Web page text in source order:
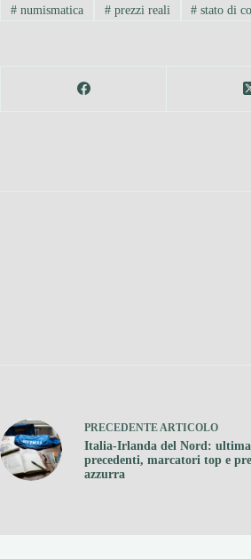
#numismatica #prezzi reali # stato di
PRECEDENTE ARTICOLO
Italia-Irlanda del Nord:
precedenti, marcatori top e
azzurra